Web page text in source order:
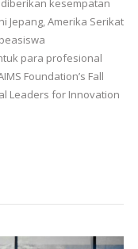
Jepang, Amerika Serikat
para profesional
Foundation’s Fall
Leaders for Innovation